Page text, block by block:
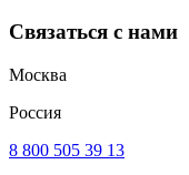
Связаться с нами
Москва
Россия
8 800 505 39 13